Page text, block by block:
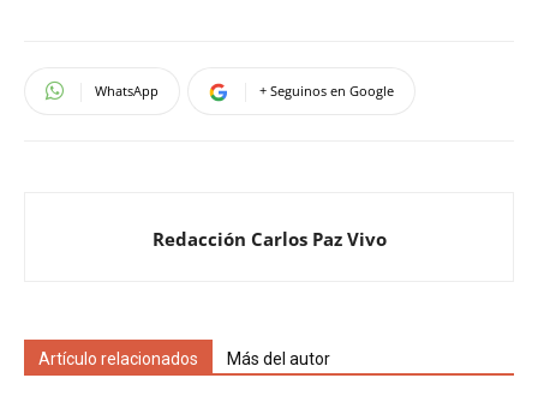
WhatsApp + Seguinos en Google
Redacción Carlos Paz Vivo
Artículo relacionados Más del autor